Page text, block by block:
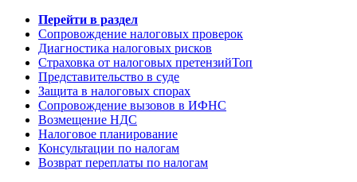
Перейти в раздел
Сопровождение налоговых проверок
Диагностика налоговых рисков
Страховка от налоговых претензийТоп
Представительство в суде
Защита в налоговых спорах
Сопровождение вызовов в ИФНС
Возмещение НДС
Налоговое планирование
Консультации по налогам
Возврат переплаты по налогам